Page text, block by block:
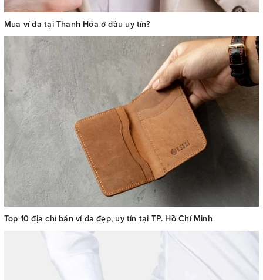
Mua ví da tại Thanh Hóa ở đâu uy tín?
Top 10 địa chỉ bán ví da đẹp, uy tín tại TP. Hồ Chí Minh